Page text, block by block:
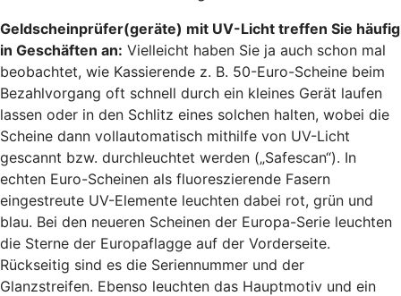
Geldscheinprüfer(geräte) mit UV-Licht treffen Sie häufig
in Geschäften an: Vielleicht haben Sie ja auch schon mal
beobachtet, wie Kassierende z. B. 50-Euro-Scheine beim
Bezahlvorgang oft schnell durch ein kleines Gerät laufen
lassen oder in den Schlitz eines solchen halten, wobei die
Scheine dann vollautomatisch mithilfe von UV-Licht
gescannt bzw. durchleuchtet werden („Safescan“). In
echten Euro-Scheinen als fluoreszierende Fasern
eingestreute UV-Elemente leuchten dabei rot, grün und
blau. Bei den neueren Scheinen der Europa-Serie leuchten
die Sterne der Europaflagge auf der Vorderseite.
Rückseitig sind es die Seriennummer und der
Glanzstreifen. Ebenso leuchten das Hauptmotiv und ein